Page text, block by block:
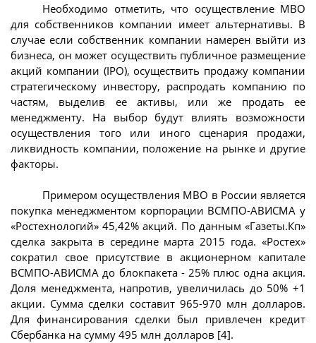
Необходимо отметить, что осуществление МВО
для собственников компании имеет альтернативы. В
случае если собственник компании намерен выйти из
бизнеса, он может осуществить публичное размещение
акций компании (IPO), осуществить продажу компании
стратегическому инвестору, распродать компанию по
частям, выделив ее активы, или же продать ее
менеджменту. На выбор будут влиять возможности
осуществления того или иного сценария продажи,
ликвидность компании, положение на рынке и другие
факторы.
Примером осуществления МВО в России является
покупка менеджментом корпорации ВСМПО-АВИСМА у
«Ростехнологий» 45,42% акций. По данным «Газеты.Кп»
сделка закрыта в середине марта 2015 года. «Ростех»
сократил свое присутствие в акционерном капитале
ВСМПО-АВИСМА до блокпакета - 25% плюс одна акция.
Доля менеджмента, напротив, увеличилась до 50% +1
акции. Сумма сделки составит 965-970 млн долларов.
Для финансирования сделки был привлечен кредит
Сбербанка на сумму 495 млн долларов [4].